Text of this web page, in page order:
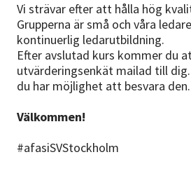
Vi strävar efter att hålla hög
Grupperna är små och våra
kontinuerlig ledarutbildning.
Efter avslutad kurs kommer du
utvärderingsenkät mailad till
du har möjlighet att besvara den.
Välkommen!
#afasiSVStockholm